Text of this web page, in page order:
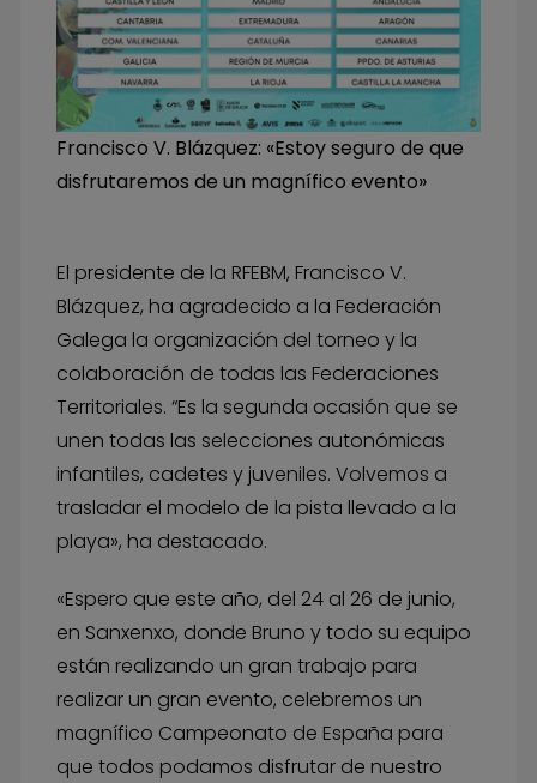
Francisco V. Blázquez: «Estoy seguro de que
disfrutaremos de un magnífico evento»
El presidente de la RFEBM, Francisco V.
Blázquez, ha agradecido a la Federación
Galega la organización del torneo y la
colaboración de todas las Federaciones
Territoriales. “Es la segunda ocasión que se
unen todas las selecciones autonómicas
infantiles, cadetes y juveniles. Volvemos a
trasladar el modelo de la pista llevado a la
playa», ha destacado.
«Espero que este año, del 24 al 26 de junio,
en Sanxenxo, donde Bruno y todo su equipo
están realizando un gran trabajo para
realizar un gran evento, celebremos un
magnífico Campeonato de España para
que todos podamos disfrutar de nuestro